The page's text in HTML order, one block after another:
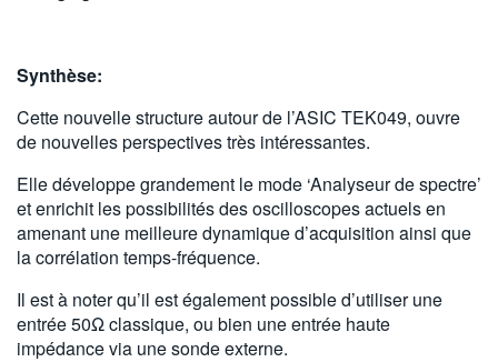
Synthèse:
Cette nouvelle structure autour de l’ASIC TEK049, ouvre
de nouvelles perspectives très intéressantes.
Elle développe grandement le mode ‘Analyseur de spectre’
et enrichit les possibilités des oscilloscopes actuels en
amenant une meilleure dynamique d’acquisition ainsi que
la corrélation temps-fréquence.
Il est à noter qu’il est également possible d’utiliser une
entrée 50Ωclassique, ou bien une entrée haute
impédance via une sonde externe.